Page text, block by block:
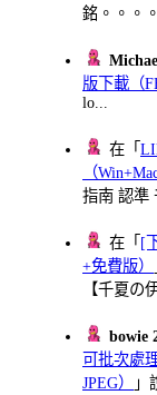
銘。。。
版下載（
lo...
在「
（
指南 認準
在「 [
+免費版）
【千夏の
bowie
可批次處
JPEG）
」